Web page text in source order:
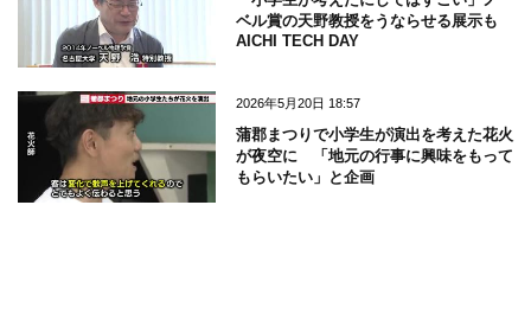
ベル賞の天野教授をうならせる展示も
AICHI TECH DAY
2026年5月20日 18:57
蒲郡まつりで小学生が演出を考えた花火
が夜空に 「地元の行事に興味をもって
もらいたい」と企画